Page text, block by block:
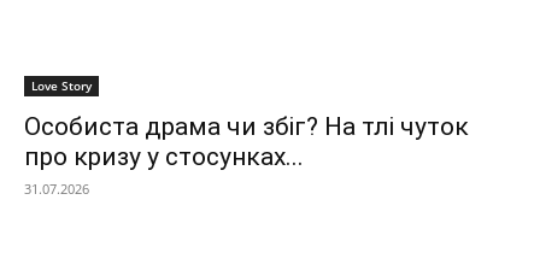
Love Story
Особиста драма чи збіг? На тлі чуток
про кризу у стосунках...
31.07.2026